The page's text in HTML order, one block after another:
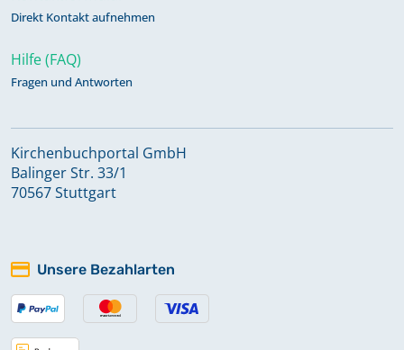
Direkt Kontakt aufnehmen
Hilfe (FAQ)
Fragen und Antworten
Kirchenbuchportal GmbH
Balinger Str. 33/1
70567 Stuttgart
Unsere Bezahlarten